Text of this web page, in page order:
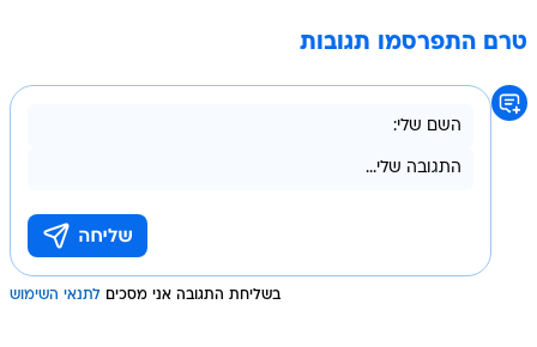
טרם התפרסמו תגובות
בשליחת התגובה אני מסכים לתנאי השימוש